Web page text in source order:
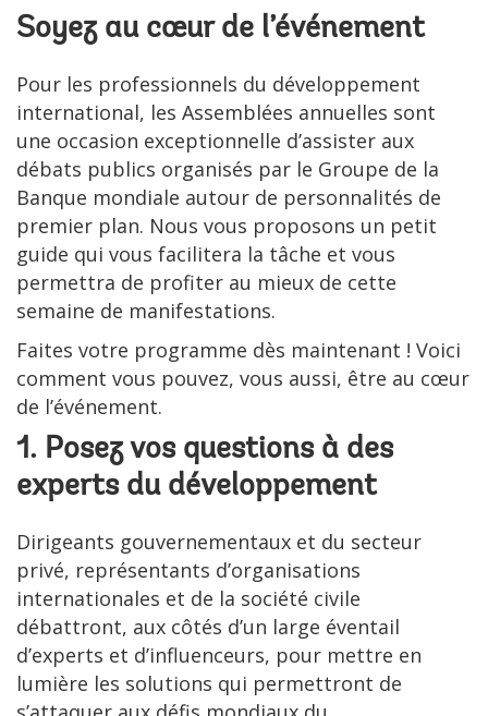
Soyez au cœur de l’événement
Pour les professionnels du développement
international, les Assemblées annuelles sont
une occasion exceptionnelle d’assister aux
débats publics organisés par le Groupe de la
Banque mondiale autour de personnalités de
premier plan. Nous vous proposons un petit
guide qui vous facilitera la tâche et vous
permettra de profiter au mieux de cette
semaine de manifestations.
Faites votre programme dès maintenant ! Voici
comment vous pouvez, vous aussi, être au cœur
de l’événement.
1. Posez vos questions à des
experts du développement
Dirigeants gouvernementaux et du secteur
privé, représentants d’organisations
internationales et de la société civile
débattront, aux côtés d’un large éventail
d’experts et d’influenceurs, pour mettre en
lumière les solutions qui permettront de